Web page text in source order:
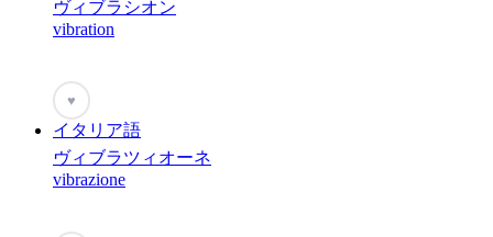
ヴィブラシオン
vibration
♥
イタリア語
ヴィブラツィオーネ
vibrazione